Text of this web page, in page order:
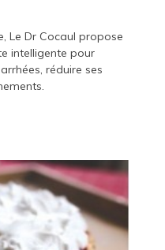
Le Dr Cocaul propose
intelligente pour
réduire ses